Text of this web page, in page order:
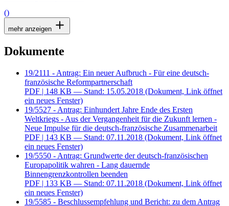
()
mehr anzeigen
Dokumente
19/2111 - Antrag: Ein neuer Aufbruch - Für eine deutsch-
französische Reformpartnerschaft
PDF | 148 KB — Stand: 15.05.2018 (Dokument, Link öffnet
ein neues Fenster)
19/5527 - Antrag: Einhundert Jahre Ende des Ersten
Weltkriegs - Aus der Vergangenheit für die Zukunft lernen -
Neue Impulse für die deutsch-französische Zusammenarbeit
PDF | 143 KB — Stand: 07.11.2018 (Dokument, Link öffnet
ein neues Fenster)
19/5550 - Antrag: Grundwerte der deutsch-französischen
Europapolitik wahren - Lang dauernde
Binnengrenzkontrollen beenden
PDF | 133 KB — Stand: 07.11.2018 (Dokument, Link öffnet
ein neues Fenster)
19/5585 - Beschlussempfehlung und Bericht: zu dem Antrag